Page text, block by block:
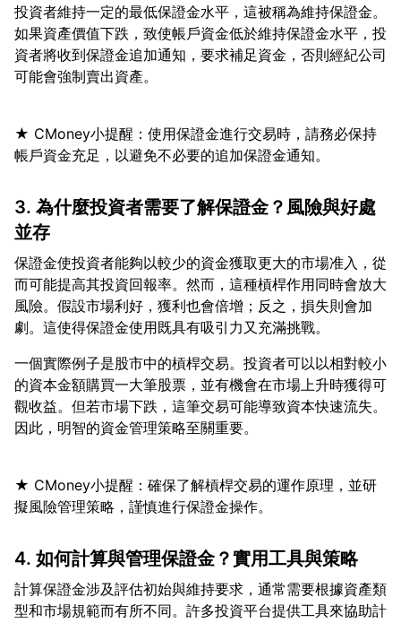
投資者維持一定的最低保證金水平，這被稱為維持保證金。
如果資產價值下跌，致使帳戶資金低於維持保證金水平，投
資者將收到保證金追加通知，要求補足資金，否則經紀公司
★ CMoney小提醒：使用保證金進行交易時，請務必保持
3. 為什麼投資者需要了解保證金？風險與好處
並存
保證金使投資者能夠以較少的資金獲取更大的市場准入，從
而可能提高其投資回報率。然而，這種槓桿作用同時會放大
風險。假設市場利好，獲利也會倍增；反之，損失則會加
一個實際例子是股市中的槓桿交易。投資者可以以相對較小
的資本金額購買一大筆股票，並有機會在市場上升時獲得可
觀收益。但若市場下跌，這筆交易可能導致資本快速流失。
★ CMoney小提醒：確保了解槓桿交易的運作原理，並研
4. 如何計算與管理保證金？實用工具與策略
計算保證金涉及評估初始與維持要求，通常需要根據資產類
型和市場規範而有所不同。許多投資平台提供工具來協助計